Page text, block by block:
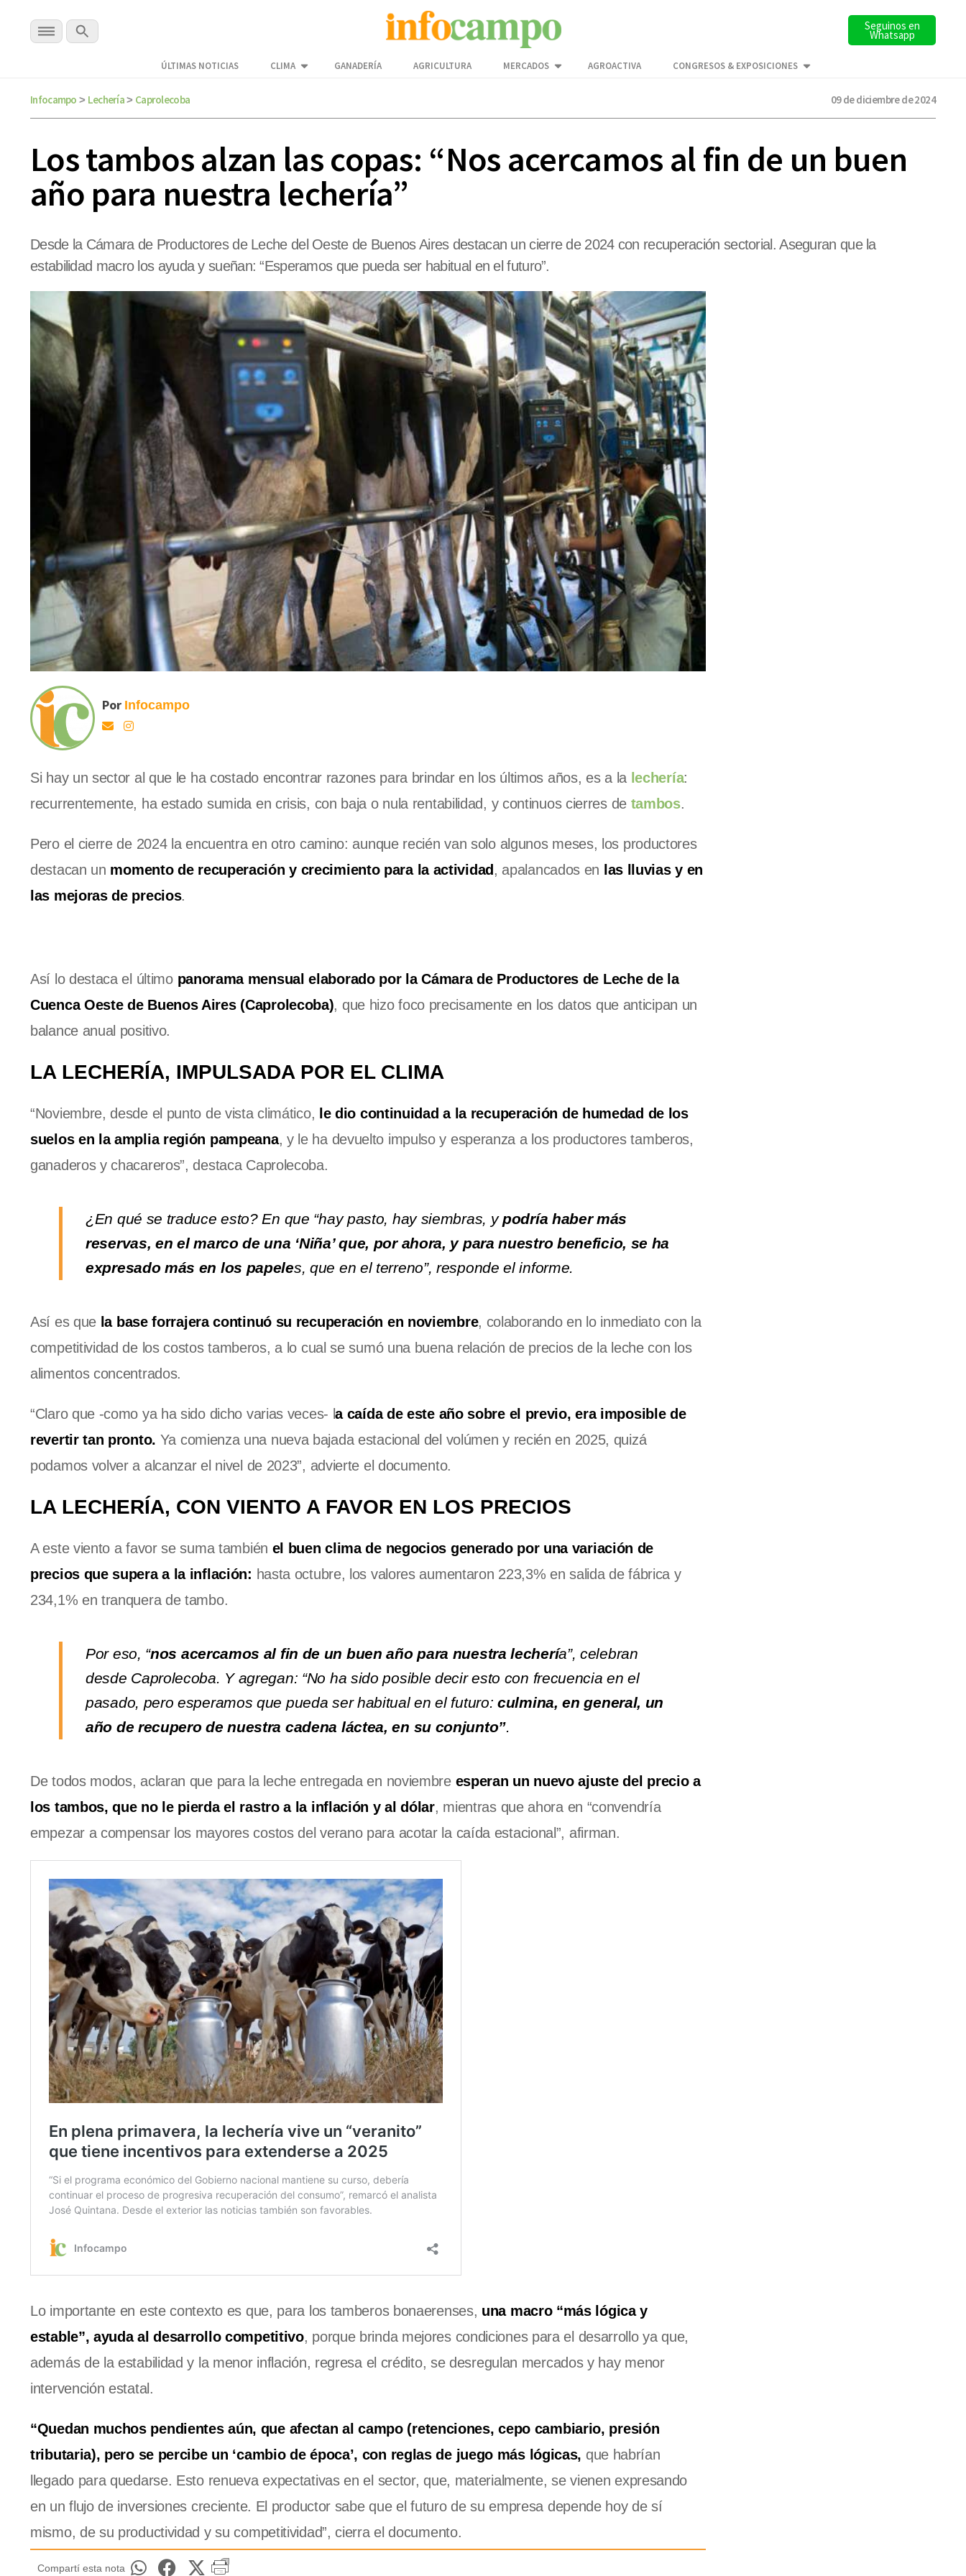
Seguinos en
Whatsapp
ÚLTIMAS NOTICIAS CLIMA GANADERÍA AGRICULTURA MERCADOS AGROACTIVA CONGRESOS & EXPOSICIONES
Infocampo > Lechería> Caprolecoba 09 de diciembre de 2024
Los tambos alzan las copas: “Nos acercamos al fin de un buen
año para nuestra lechería”
Desde la Cámara de Productores de Leche del Oeste de Buenos Aires destacan un cierre de 2024 con recuperación sectorial. Aseguran que la
estabilidad macro los ayuda y sueñan: “Esperamos que pueda ser habitual en el futuro”.
Por Infocampo
Si hay un sector al que le ha costado encontrar razones para brindar en los últimos años, es a la lechería:
recurrentemente, ha estado sumida en crisis, con baja o nula rentabilidad, y continuos cierres de tambos.
Pero el cierre de 2024 la encuentra en otro camino: aunque recién van solo algunos meses, los productores
destacan un momento de recuperación y crecimiento para la actividad , apalancados en las lluvias y en
las mejoras de precios.
Así lo destaca el último panorama mensual elaborado por la Cámara de Productores de Leche de la
Cuenca Oeste de Buenos Aires (Caprolecoba), que hizo foco precisamente en los datos que anticipan un
balance anual positivo.
LA LECHERÍA, IMPULSADA POR EL CLIMA
“Noviembre, desde el punto de vista climático, le dio continuidad a la recuperación de humedad de los
suelos en la amplia región pampeana, y le ha devuelto impulso y esperanza a los productores tamberos,
ganaderos y chacareros”, destaca Caprolecoba.
¿En qué se traduce esto? En que “hay pasto, hay siembras, ypodría haber más
reservas, en el marco de una ‘Niña’ que, por ahora, y para nuestro beneficio, se ha
expresado más en los papeles, que en el terreno”, responde el informe.
Así es que la base forrajera continuó su recuperación en noviembre, colaborando en lo inmediato con la
competitividad de los costos tamberos, a lo cual se sumó una buena relación de precios de la leche con los
alimentos concentrados.
“Claro que -como ya ha sido dicho varias veces- la caída de este año sobre el previo, era imposible de
revertir tan pronto. Ya comienza una nueva bajada estacional del volúmen y recién en 2025, quizá
podamos volver a alcanzar el nivel de 2023”, advierte el documento.
LA LECHERÍA, CON VIENTO A FAVOR EN LOS PRECIOS
A este viento a favor se suma también el buen clima de negocios generado por una variación de
precios que supera a la inflación: hasta octubre, los valores aumentaron 223,3% en salida de fábrica y
234,1% en tranquera de tambo.
Por eso, “nos acercamos al fin de un buen año para nuestra lechería”, celebran
desde Caprolecoba. Y agregan: “No ha sido posible decir esto con frecuencia en el
pasado, pero esperamos que pueda ser habitual en el futuro:culmina, en general, un
año de recupero de nuestra cadena láctea, en su conjunto”.
De todos modos, aclaran que para la leche entregada en noviembre esperan un nuevo ajuste del precio a
los tambos, que no le pierda el rastro a la inflación y al dólar, mientras que ahora en “convendría
empezar a compensar los mayores costos del verano para acotar la caída estacional”, afirman.
Lo importante en este contexto es que, para los tamberos bonaerenses, una macro “más lógica y
estable”, ayuda al desarrollo competitivo, porque brinda mejores condiciones para el desarrollo ya que,
además de la estabilidad y la menor inflación, regresa el crédito, se desregulan mercados y hay menor
intervención estatal.
“Quedan muchos pendientes aún, que afectan al campo (retenciones, cepo cambiario, presión
tributaria), pero se percibe un ‘cambio de época’, con reglas de juego más lógicas, que habrían
llegado para quedarse. Esto renueva expectativas en el sector, que, materialmente, se vienen expresando
en un flujo de inversiones creciente. El productor sabe que el futuro de su empresa depende hoy de sí
mismo, de su productividad y su competitividad”, cierra el documento.
Compartí esta nota